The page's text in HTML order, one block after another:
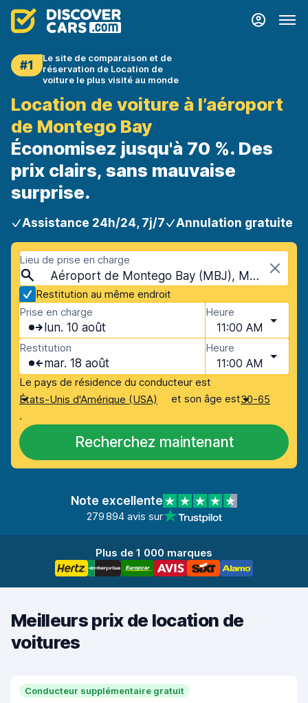
#1
Le site de comparaison et de
réservation de Location de
voiture le plus visité au monde
Location de voiture à l’aéroport
de Montego Bay
Économisez jusqu'à 70 %. Des
prix clairs, sans mauvaise
surprise.
Assistance 24h/24, 7j/7 Annulation gratuite
Lieu de prise en charge
Aéroport de Montego Bay (MBJ), Montego Bay, Jamaïque
Restitution au même endroit
Prise en charge
lun. 10 août
Heure
11:00 AM
Restitution
mar. 18 août
Heure
11:00 AM
Le pays de résidence du conducteur est
États-Unis d'Amérique (USA)
et son âge est30-65
.
Recherchez maintenant
Note excellente
279 894 avis sur
Plus de 1 000 marques
Meilleurs prix de location de
voitures
Conducteur supplémentaire gratuit